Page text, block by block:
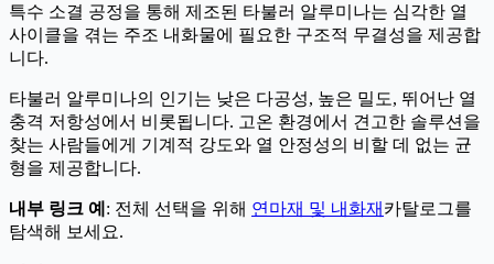
특수 소결 공정을 통해 제조된 타불러 알루미나는 심각한 열
사이클을 겪는 주조 내화물에 필요한 구조적 무결성을 제공합
니다.
타불러 알루미나의 인기는 낮은 다공성, 높은 밀도, 뛰어난 열
충격 저항성에서 비롯됩니다. 고온 환경에서 견고한 솔루션을
찾는 사람들에게 기계적 강도와 열 안정성의 비할 데 없는 균
형을 제공합니다.
내부 링크 예 : 전체 선택을 위해 연마재 및 내화재 카탈로그를
탐색해 보세요.